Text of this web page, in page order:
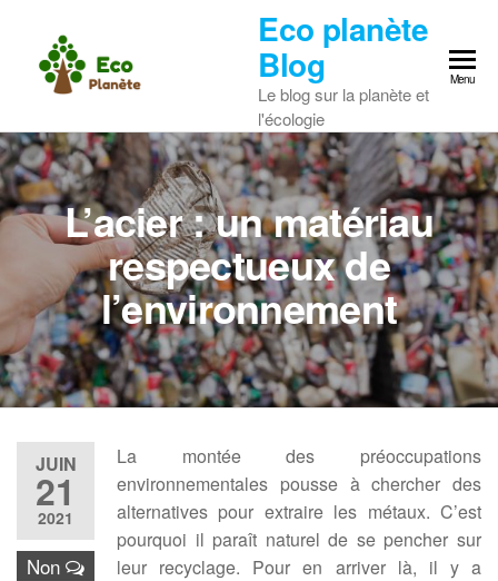
content
Eco planète
Blog
Le blog sur la planète et
l'écologie
Menu
L’acier : un matériau
respectueux de
l’environnement
JUIN
21
2021
Non
La montée des préoccupations
environnementales pousse à chercher des
alternatives pour extraire les métaux. C’est
pourquoi il paraît naturel de se pencher sur
leur recyclage. Pour en arriver là, il y a